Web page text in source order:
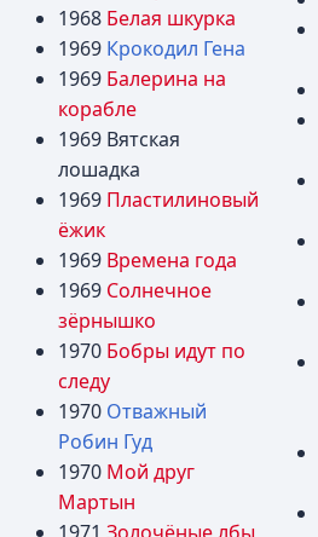
1968 Белая шкурка
1969 Крокодил Гена
1969 Балерина на
корабле
1969 Вятская
лошадка
1969 Пластилиновый
ёжик
1969 Времена года
1969 Солнечное
зёрнышко
1970 Бобры идут по
следу
1970 Отважный
Робин Гуд
1970 Мой друг
Мартын